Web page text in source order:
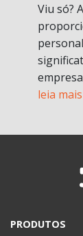
Viu só?
leia mais
PRODUTOS